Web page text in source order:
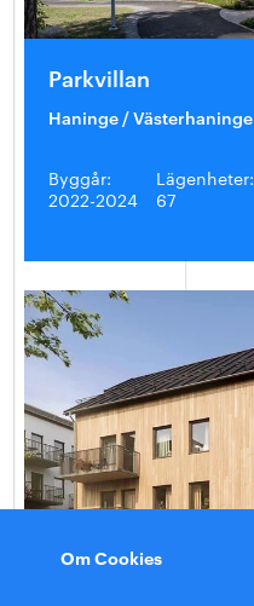
Parkvillan
Haninge / Västerhaninge
Byggår:
2022-2024
Lägenheter:
67
Om Cookies